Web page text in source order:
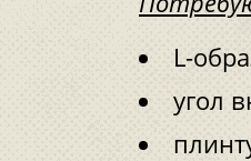
L-
угол